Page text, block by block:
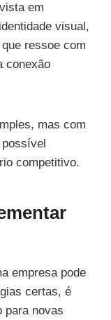
em
visual,
ressoe com
conexão
mas com
competitivo.
empresa pode
certas, é
para novas